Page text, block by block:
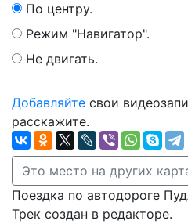
По центру.
Режим "Навигатор".
Не двигать.
Добавляйте свои
расскажите.
Это место на других
Поездка по автодороге
Трек создан в редакторе.